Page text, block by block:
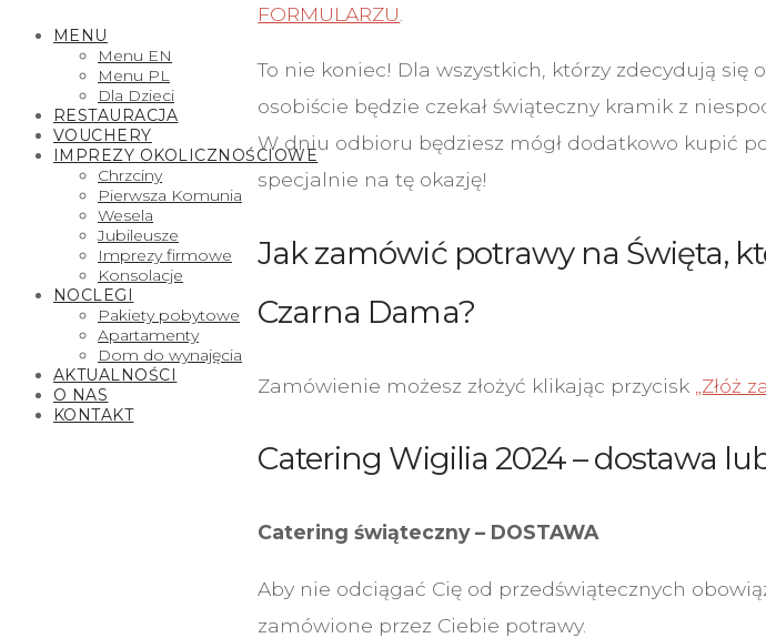
MENU
Menu EN
Menu PL
Dla Dzieci
RESTAURACJA
VOUCHERY
IMPREZY OKOLICZNOŚCIOWE
Chrzciny
Pierwsza Komunia
Wesela
Jubileusze
Imprezy firmowe
Konsolacje
NOCLEGI
Pakiety pobytowe
Apartamenty
Dom do wynajęcia
AKTUALNOŚCI
O NAS
KONTAKT
FORMULARZU
To nie koniec! Dla wszystkich, którzy zdecydują się
osobiście będzie czekał świąteczny kramik z
W dniu odbioru będziesz mógł dodatkowo kupić
specjalnie na tę okazję!
Jak zamówić potrawy na Święta,
Czarna Dama?
Zamówienie możesz złożyć klikając przycisk „Złóż
Catering Wigilia 2024 – dostawa
Catering świąteczny – DOSTAWA
Aby nie odciągać Cię od przedświątecznych
zamówione przez Ciebie potrawy.